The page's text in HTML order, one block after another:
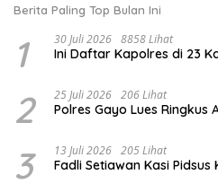
Berita Paling Top Bulan Ini
1 30 Juli 2026 8858 Lihat
Ini Daftar Kapolres di 23
2 25 Juli 2026 206 Lihat
Polres Gayo Lues Ringkus
3 13 Juli 2026 205 Lihat
Fadli Setiawan Kasi